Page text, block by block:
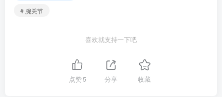
# 腕关节
喜欢就支持一下吧
点赞5 分享 收藏